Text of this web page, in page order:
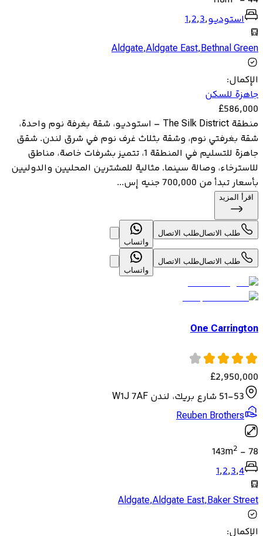
استوديو,
1,2,3
Aldgate,Aldgate East,Bethnal Green
الإكمال:
جاهزة للسكن
£586,000
منطقة The Silk District – استوديو، شقة بغرفة نوم واحدة،
شقة بغرفتي نوم، وشقة بثلاث غرف نوم في شرق لندن. شقق
جاهزة للتسليم في المنطقة 1، تتميز بشرفات خاصة، مناطق
للاسترخاء، وصالة سينما. مثالية للمشترين المحليين والدوليين
بأسعار تبدأ من 700,000 جنيه إس...
اقرأ المزيد
طلب الاتصالطلب الاتصال
واتساب
طلب الاتصالطلب الاتصال
واتساب
One Carrington
£2,950,000
51-53 شارع بريك، لندن W1J 7AF
Reuben Brothers
78
-
143m2
1,2,3,4
Aldgate,Aldgate East,Baker Street
الإكمال: